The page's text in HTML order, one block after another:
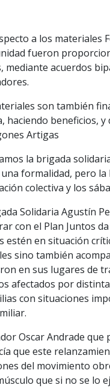
a los materiales
fueron
mediante acuerdos
son también
haciendo beneficios,
Artigas
la brigada
formalidad, pero
colectiva y los
Solidaria Agustín
con el Plan Juntos
estén en situación
sino también
en sus lugares de
afectados por
con situaciones
Oscar Andrade
que este
del movimiento
que si no se lo